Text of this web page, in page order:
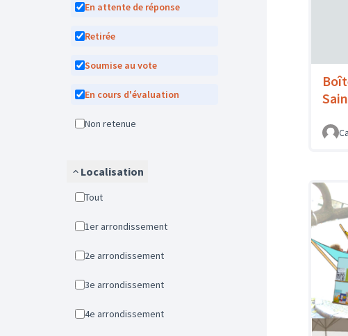
En attente de réponse
Retirée
Soumise au vote
En cours d'évaluation
Non retenue
Localisation
Tout
1er arrondissement
2e arrondissement
3e arrondissement
4e arrondissement